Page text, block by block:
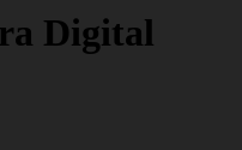
Digital